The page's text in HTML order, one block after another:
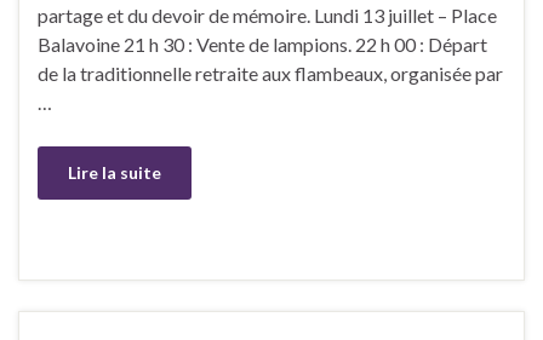
partage et du devoir de mémoire. Lundi 13 juillet – Place
Balavoine 21 h 30 : Vente de lampions. 22 h 00 : Départ
de la traditionnelle retraite aux flambeaux, organisée par
…
Lire la suite